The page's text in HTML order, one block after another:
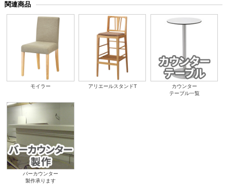
関連商品
モイラー アリエールスタンドT
カウンター
テーブル一覧
バーカウンター
製作承ります